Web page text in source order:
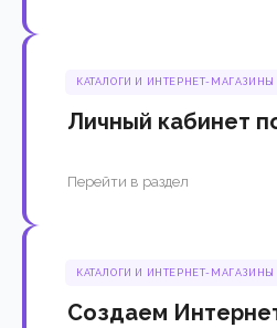
КАТАЛОГИ И ИНТЕРНЕТ-МАГАЗИНЫ
Личный кабинет
Перейти в раздел
КАТАЛОГИ И ИНТЕРНЕТ-МАГАЗИНЫ
Создаем